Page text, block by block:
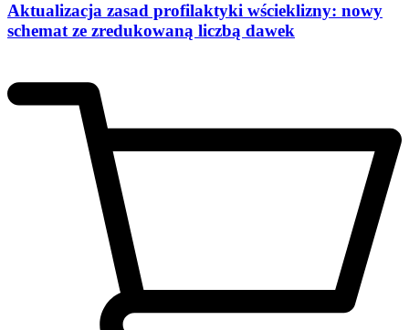
Aktualizacja zasad profilaktyki wścieklizny: nowy
schemat ze zredukowaną liczbą dawek